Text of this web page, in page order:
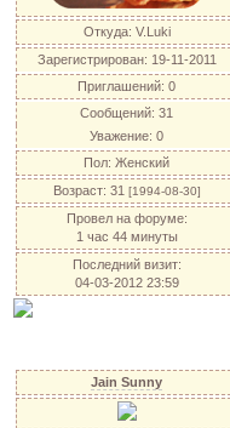
Откуда: V.Luki
Зарегистрирован: 19-11-2011
Приглашений: 0
Сообщений: 31
Уважение: 0
Пол: Женский
Возраст: 31 [1994-08-30]
Провел на форуме:
1 час 44 минуты
Последний визит:
04-03-2012 23:59
Jain Sunny